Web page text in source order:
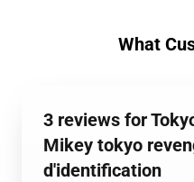
What
3 reviews for
Mikey tokyo
d'identification